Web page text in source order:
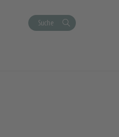
Suche